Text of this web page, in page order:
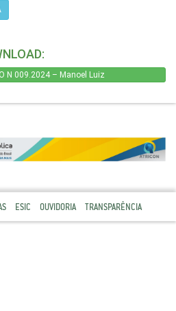
N 009.2024 – Manoel Luiz
ESIC OUVIDORIA TRANSPARÊNCIA